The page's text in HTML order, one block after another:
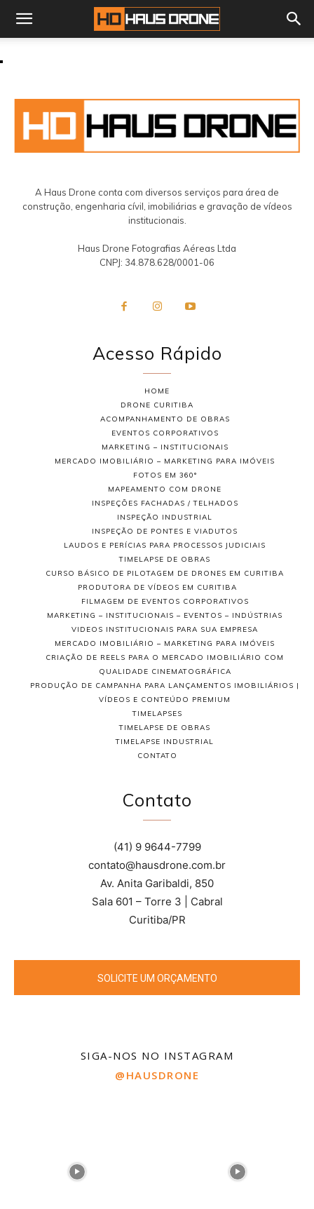
A Haus Drone conta com diversos serviços para área de
construção, engenharia cívil, imobiliárias e gravação de vídeos
institucionais.
Haus Drone Fotografias Aéreas Ltda
CNPJ: 34.878.628/0001-06
Acesso Rápido
HOME
DRONE CURITIBA
ACOMPANHAMENTO DE OBRAS
EVENTOS CORPORATIVOS
MARKETING – INSTITUCIONAIS
MERCADO IMOBILIÁRIO – MARKETING PARA IMÓVEIS
FOTOS EM 360°
MAPEAMENTO COM DRONE
INSPEÇÕES FACHADAS / TELHADOS
INSPEÇÃO INDUSTRIAL
INSPEÇÃO DE PONTES E VIADUTOS
LAUDOS E PERÍCIAS PARA PROCESSOS JUDICIAIS
TIMELAPSE DE OBRAS
CURSO BÁSICO DE PILOTAGEM DE DRONES EM CURITIBA
PRODUTORA DE VÍDEOS EM CURITIBA
FILMAGEM DE EVENTOS CORPORATIVOS
MARKETING – INSTITUCIONAIS – EVENTOS – INDÚSTRIAS
VIDEOS INSTITUCIONAIS PARA SUA EMPRESA
MERCADO IMOBILIÁRIO – MARKETING PARA IMÓVEIS
CRIAÇÃO DE REELS PARA O MERCADO IMOBILIÁRIO COM
QUALIDADE CINEMATOGRÁFICA
PRODUÇÃO DE CAMPANHA PARA LANÇAMENTOS IMOBILIÁRIOS |
VÍDEOS E CONTEÚDO PREMIUM
TIMELAPSES
TIMELAPSE DE OBRAS
TIMELAPSE INDUSTRIAL
CONTATO
Contato
(41) 9 9644-7799
contato@hausdrone.com.br
Av. Anita Garibaldi, 850
Sala 601 – Torre 3 | Cabral
Curitiba/PR
SOLICITE UM ORÇAMENTO
SIGA-NOS NO INSTAGRAM
@HAUSDRONE